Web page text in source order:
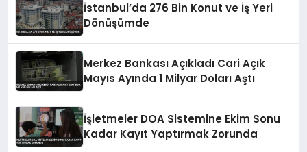
İstanbul’da 276 Bin Konut ve İş Yeri
Dönüşümde
Merkez Bankası Açıkladı Cari Açık
Mayıs Ayında 1 Milyar Doları Aştı
İşletmeler DOA Sistemine Ekim Sonu
Kadar Kayıt Yaptırmak Zorunda